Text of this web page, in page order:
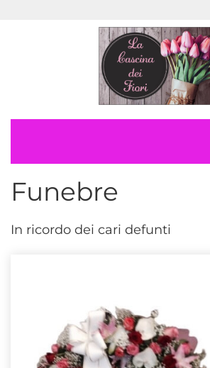
Funebre
In ricordo dei cari defunti